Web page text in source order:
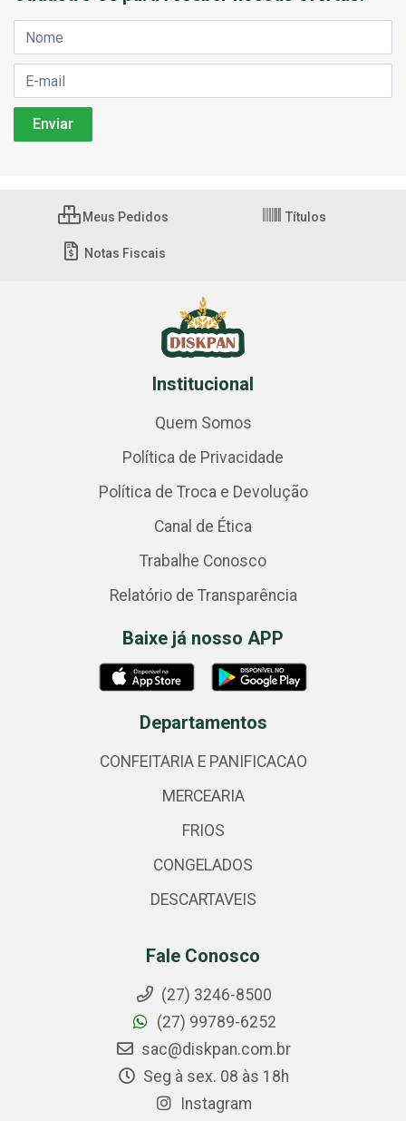
Meus Pedidos Títulos
Notas Fiscais
Institucional
Quem Somos
Política de Privacidade
Política de Troca e Devolução
Canal de Ética
Trabalhe Conosco
Relatório de Transparência
Baixe já nosso APP
Departamentos
CONFEITARIA E PANIFICACAO
MERCEARIA
FRIOS
CONGELADOS
DESCARTAVEIS
Fale Conosco
(27) 3246-8500
(27) 99789-6252
sac@diskpan.com.br
Seg à sex. 08 às 18h
Instagram